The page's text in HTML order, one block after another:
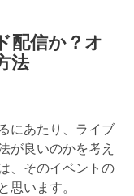
配信か？オ
法
にあたり、ライブ
が良いのかを考え
、そのイベントの
思います。